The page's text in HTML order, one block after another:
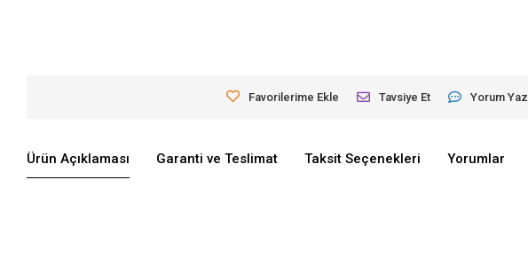
Favorilerime Ekle Tavsiye Et Yorum Yaz
Ürün Açıklaması Garanti ve Teslimat Taksit Seçenekleri Yorumlar